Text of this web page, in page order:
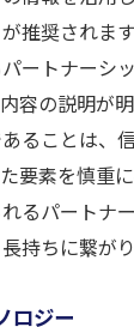
推奨されま
ートナーシ
容の説明が
ることは、
要素を慎重
るパートナ
持ちに繋がり
ロジー